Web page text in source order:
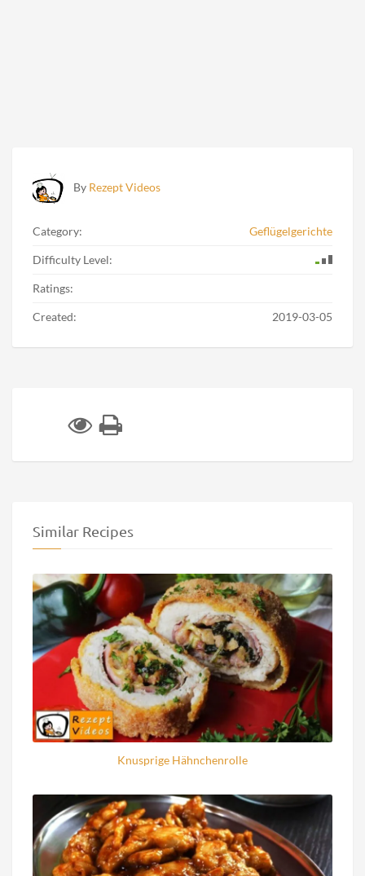
By Rezept Videos
Category: Geflügelgerichte
Difficulty Level:
Ratings:
Created: 2019-03-05
Similar Recipes
Knusprige Hähnchenrolle